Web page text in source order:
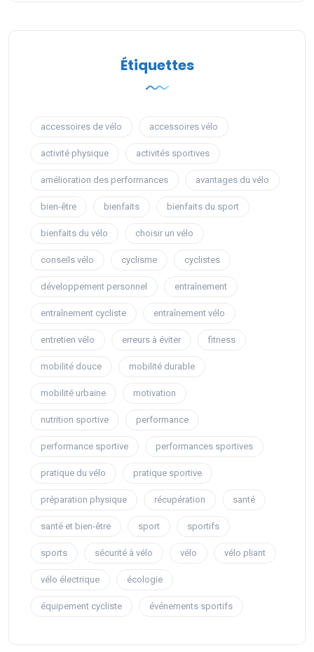
Étiquettes
accessoires de vélo accessoires vélo
activité physique activités sportives
amélioration des performances avantages du vélo
bien-être bienfaits bienfaits du sport
bienfaits du vélo choisir un vélo
conseils vélo cyclisme cyclistes
développement personnel entraînement
entraînement cycliste entraînement vélo
entretien vélo erreurs à éviter fitness
mobilité douce mobilité durable
mobilité urbaine motivation
nutrition sportive performance
performance sportive performances sportives
pratique du vélo pratique sportive
préparation physique récupération santé
santé et bien-être sport sportifs
sports sécurité à vélo vélo vélo pliant
vélo électrique écologie
équipement cycliste événements sportifs